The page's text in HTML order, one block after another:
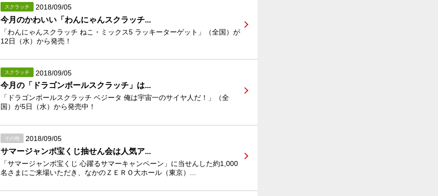
スクラッチ 2018/09/05
今月のかわいい「わんにゃんスクラッチ...
「わんにゃんスクラッチ ねこ・ミックス5 ラッキーターゲット」（全国）が
12日（水）から発売！
スクラッチ 2018/09/05
今月の「ドラゴンボールスクラッチ」は...
「ドラゴンボールスクラッチ ベジータ 俺は宇宙一のサイヤ人だ！」（全
国）が5日（水）から発売中！
その他 2018/09/05
サマージャンボ宝くじ抽せん会は人気ア...
「サマージャンボ宝くじ 心躍るサマーキャンペーン」に当せんした約1,000
名さまにご来場いただき、なかのＺＥＲＯ大ホール（東京）...